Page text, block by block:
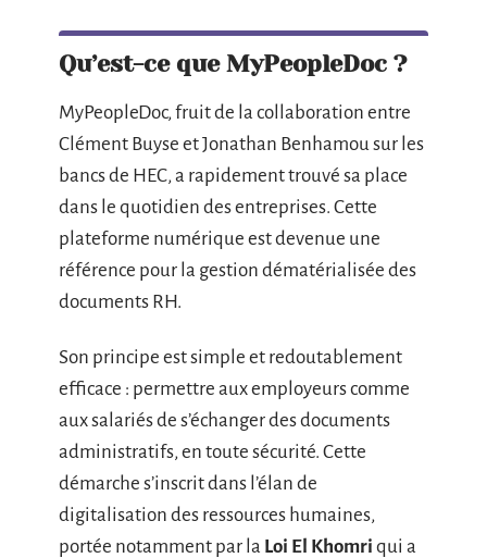
Qu’est-ce que MyPeopleDoc ?
MyPeopleDoc, fruit de la collaboration entre
Clément Buyse et Jonathan Benhamou sur les
bancs de HEC, a rapidement trouvé sa place
dans le quotidien des entreprises. Cette
plateforme numérique est devenue une
référence pour la gestion dématérialisée des
documents RH.
Son principe est simple et redoutablement
efficace : permettre aux employeurs comme
aux salariés de s’échanger des documents
administratifs, en toute sécurité. Cette
démarche s’inscrit dans l’élan de
digitalisation des ressources humaines,
portée notamment par la Loi El Khomri qui a